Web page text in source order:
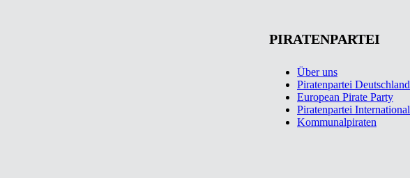
PIRATENPARTEI
Über uns
Piratenpartei Deutschland
European Pirate Party
Piratenpartei International
Kommunalpiraten